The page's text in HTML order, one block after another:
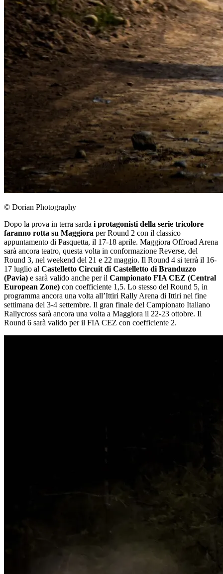
© Dorian Photography
Dopo la prova in terra sarda i protagonisti della serie tricolore
faranno rotta su Maggiora per Round 2 con il classico
appuntamento di Pasquetta, il 17-18 aprile. Maggiora Offroad Arena
sarà ancora teatro, questa volta in conformazione Reverse, del
Round 3, nel weekend del 21 e 22 maggio. Il Round 4 si terrà il 16-
17 luglio al Castelletto Circuit di Castelletto di Branduzzo
(Pavia) e sarà valido anche per il Campionato FIA CEZ (Central
European Zone) con coefficiente 1,5. Lo stesso del Round 5, in
programma ancora una volta all’Ittiri Rally Arena di Ittiri nel fine
settimana del 3-4 settembre. Il gran finale del Campionato Italiano
Rallycross sarà ancora una volta a Maggiora il 22-23 ottobre. Il
Round 6 sarà valido per il FIA CEZ con coefficiente 2.